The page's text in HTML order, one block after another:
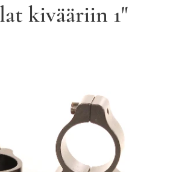
kivääriin 1"